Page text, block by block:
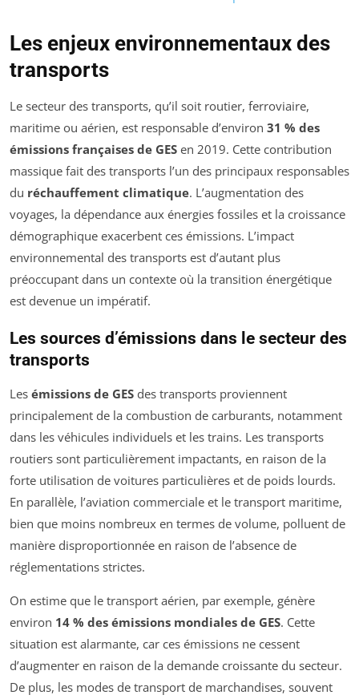
Les enjeux environnementaux des
transports
Le secteur des transports, qu’il soit routier, ferroviaire,
maritime ou aérien, est responsable d’environ 31 % des
émissions françaises de GES en 2019. Cette contribution
massique fait des transports l’un des principaux responsables
du réchauffement climatique. L’augmentation des
voyages, la dépendance aux énergies fossiles et la croissance
démographique exacerbent ces émissions. L’impact
environnemental des transports est d’autant plus
préoccupant dans un contexte où la transition énergétique
est devenue un impératif.
Les sources d’émissions dans le secteur des
transports
Les émissions de GES des transports proviennent
principalement de la combustion de carburants, notamment
dans les véhicules individuels et les trains. Les transports
routiers sont particulièrement impactants, en raison de la
forte utilisation de voitures particulières et de poids lourds.
En parallèle, l’aviation commerciale et le transport maritime,
bien que moins nombreux en termes de volume, polluent de
manière disproportionnée en raison de l’absence de
réglementations strictes.
On estime que le transport aérien, par exemple, génère
environ 14 % des émissions mondiales de GES. Cette
situation est alarmante, car ces émissions ne cessent
d’augmenter en raison de la demande croissante du secteur.
De plus, les modes de transport de marchandises, souvent